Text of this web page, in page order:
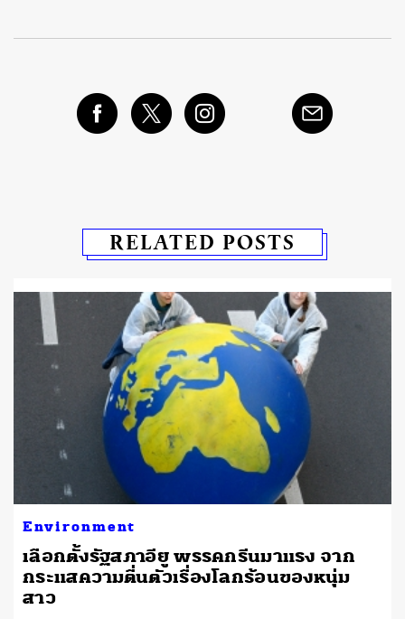
RELATED POSTS
Environment
เลือกตั้งรัฐสภาอียู พรรคกรีนมาแรง จาก
กระแสความตื่นตัวเรื่องโลกร้อนของหนุ่ม
สาว